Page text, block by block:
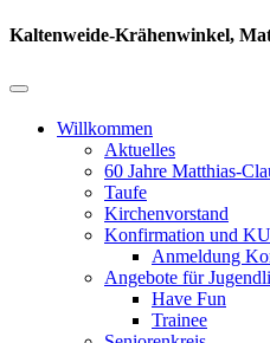
Kaltenweide-Krähenwinkel,
Willkommen
Aktuelles
60 Jahre Matthias-
Taufe
Kirchenvorstand
Konfirmation und KU
Anmeldung
Angebote für
Have Fun
Trainee